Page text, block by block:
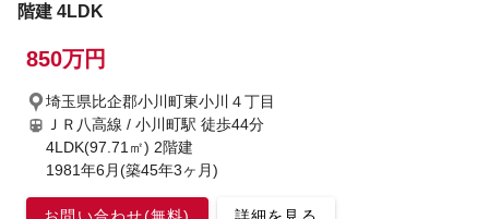
階建 4LDK
850万円
埼玉県比企郡小川町東小川４丁目
ＪＲ八高線 / 小川町駅 徒歩44分
4LDK(97.71㎡) 2階建
1981年6月(築45年3ヶ月)